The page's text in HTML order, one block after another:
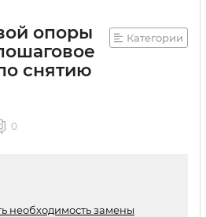
опоры
снятию
Категории
0
необходимость замены